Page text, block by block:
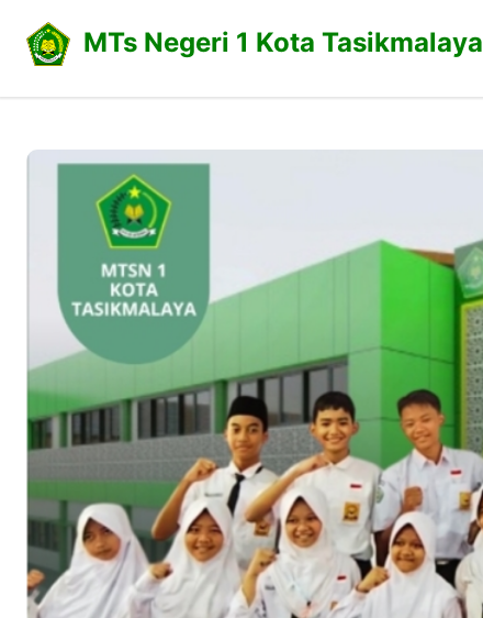
MTs Negeri 1 Kota Tasikmalaya